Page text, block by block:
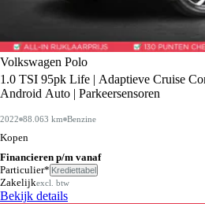
Volkswagen Polo
1.0 TSI 95pk Life | Adaptieve Cruise
Android Auto | Parkeersensoren
2022 88.063 km Benzine
Kopen
Financieren p/m vanaf
Particulier* Krediettabel
Zakelijkexcl. btw
Bekijk details